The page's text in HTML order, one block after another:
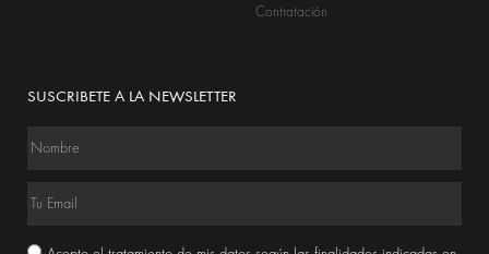
Contratación
SUSCRIBETE A LA NEWSLETTER